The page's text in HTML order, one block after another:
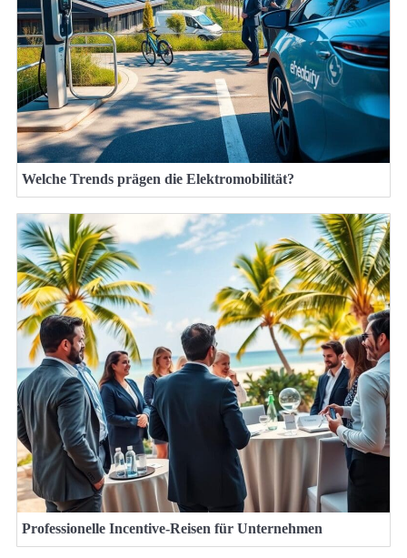
Welche Trends prägen die Elektromobilität?
Professionelle Incentive-Reisen für Unternehmen